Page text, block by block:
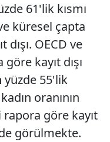
61'lik kısmı
küresel çapta
OECD ve
kayıt dışı
55'lik
oranının
rapora göre kayıt
görülmekte.